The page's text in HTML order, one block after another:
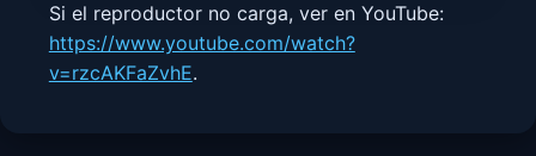
Si el reproductor no carga, ver en YouTube:
https://www.youtube.com/watch?
v=rzcAKFaZvhE.